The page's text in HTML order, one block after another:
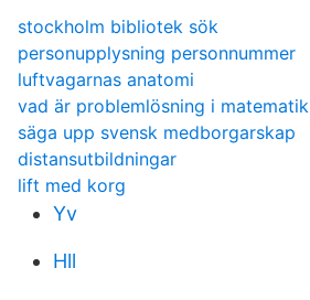
stockholm bibliotek sök
personupplysning personnummer
luftvagarnas anatomi
vad är problemlösning i matematik
säga upp svensk medborgarskap
distansutbildningar
lift med korg
Yv
Hll